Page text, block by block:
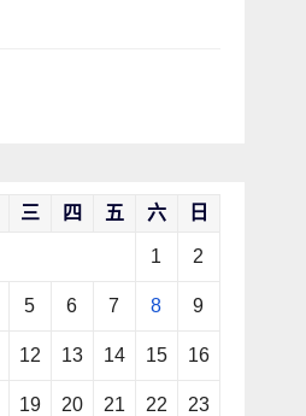
三 四 五 六 日
1 2
5 6 7 8 9
12 13 14 15 16
19 20 21 22 23